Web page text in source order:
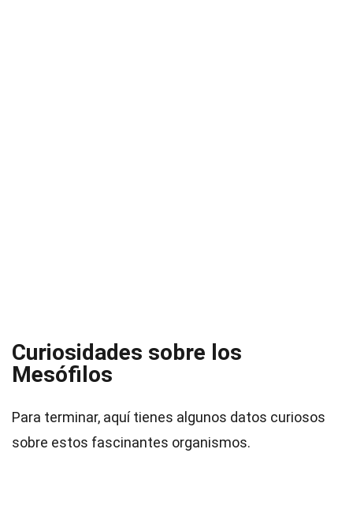
Curiosidades sobre los
Mesófilos
Para terminar, aquí tienes algunos datos curiosos
sobre estos fascinantes organismos.